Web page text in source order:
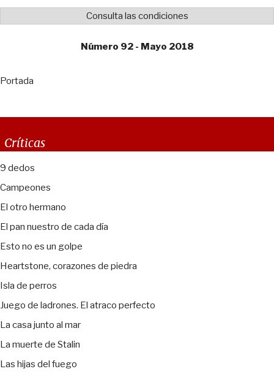
Consulta las condiciones
Número 92 - Mayo 2018
Portada
Críticas
9 dedos
Campeones
El otro hermano
El pan nuestro de cada día
Esto no es un golpe
Heartstone, corazones de piedra
Isla de perros
Juego de ladrones. El atraco perfecto
La casa junto al mar
La muerte de Stalin
Las hijas del fuego